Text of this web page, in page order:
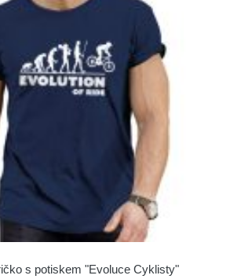
s potiskem "Evoluce Cyklisty"